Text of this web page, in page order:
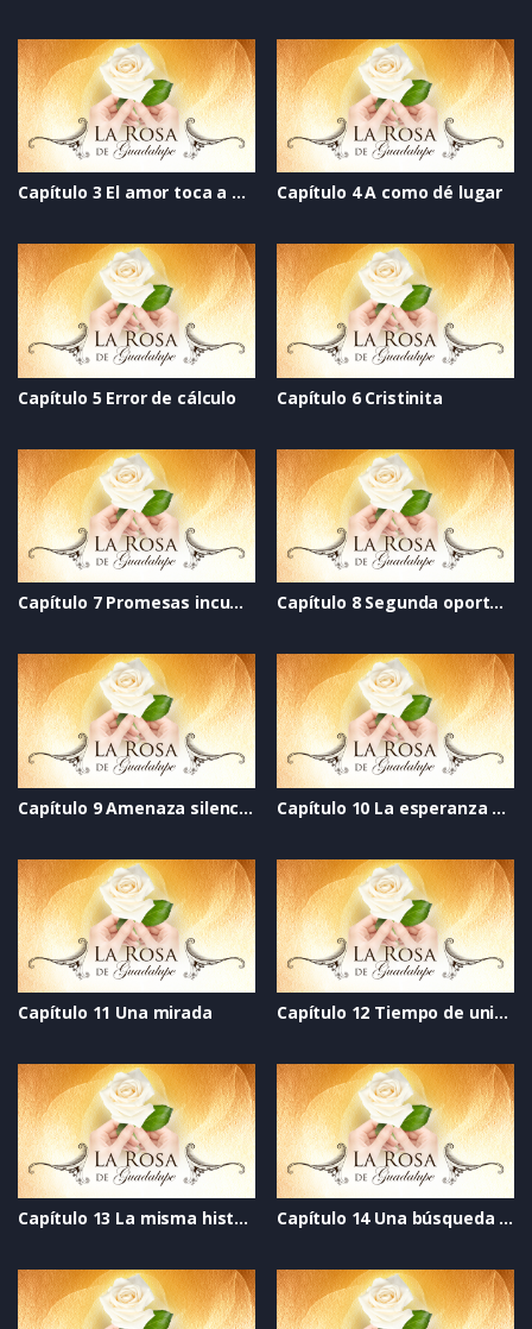
Capítulo 3 El amor toca a mi puerta Capítulo 4 A como dé lugar
Capítulo 5 Error de cálculo Capítulo 6 Cristinita
Capítulo 7 Promesas incumplidas Capítulo 8 Segunda oportunidad
Capítulo 9 Amenaza silenciosa Capítulo 10 La esperanza del perdón
Capítulo 11 Una mirada Capítulo 12 Tiempo de unión
Capítulo 13 La misma historia Capítulo 14 Una búsqueda de amor